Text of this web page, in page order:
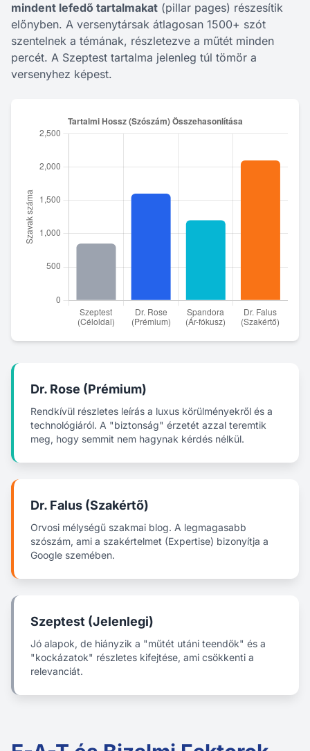
mindent lefedő tartalmakat (pillar pages) részesítik
előnyben. A versenytársak átlagosan 1500+ szót
szentelnek a témának, részletezve a műtét minden
percét. A Szeptest tartalma jelenleg túl tömör a
versenyhez képest.
Dr. Rose (Prémium)
Rendkívül részletes leírás a luxus körülményekről és a
technológiáról. A "biztonság" érzetét azzal teremtik
meg, hogy semmit nem hagynak kérdés nélkül.
Dr. Falus (Szakértő)
Orvosi mélységű szakmai blog. A legmagasabb
szószám, ami a szakértelmet (Expertise) bizonyítja a
Google szemében.
Szeptest (Jelenlegi)
Jó alapok, de hiányzik a "műtét utáni teendők" és a
"kockázatok" részletes kifejtése, ami csökkenti a
relevanciát.